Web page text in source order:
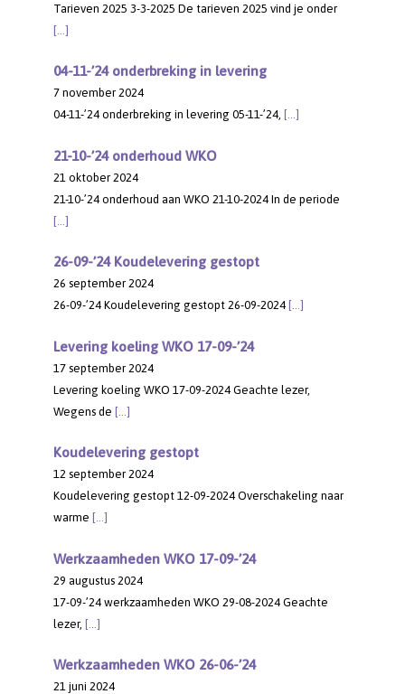
Tarieven 2025 3-3-2025 De tarieven 2025 vind je onder
[…]
04-11-’24 onderbreking in levering
7 november 2024
04-11-’24 onderbreking in levering 05-11-’24, […]
21-10-’24 onderhoud WKO
21 oktober 2024
21-10-’24 onderhoud aan WKO 21-10-2024 In de periode
[…]
26-09-’24 Koudelevering gestopt
26 september 2024
26-09-’24 Koudelevering gestopt 26-09-2024 […]
Levering koeling WKO 17-09-’24
17 september 2024
Levering koeling WKO 17-09-2024 Geachte lezer,
Wegens de […]
Koudelevering gestopt
12 september 2024
Koudelevering gestopt 12-09-2024 Overschakeling naar
warme […]
Werkzaamheden WKO 17-09-’24
29 augustus 2024
17-09-’24 werkzaamheden WKO 29-08-2024 Geachte
lezer, […]
Werkzaamheden WKO 26-06-’24
21 juni 2024